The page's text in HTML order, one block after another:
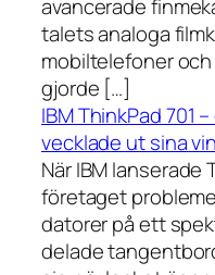
avancerade
talets analoga
mobiltelefoner
gjorde […]
IBM ThinkPad 701
vecklade ut sina
När IBM lanserade
företaget
datorer på ett
delade